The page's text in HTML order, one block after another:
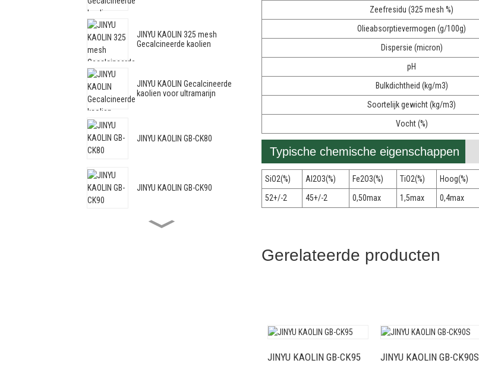
JINYU KAOLIN 325 mesh
Gecalcineerde kaolien
JINYU KAOLIN Gecalcineerde
kaolien voor ultramarijn
JINYU KAOLIN GB-CK80
JINYU KAOLIN GB-CK90
Zeefresidu (325 mesh %)
Olieabsorptievermogen (g/100g)
Dispersie (micron)
pH
Bulkdichtheid (kg/m3)
Soortelijk gewicht (kg/m3)
Vocht (%)
Typische chemische eigenschappen
SiO2(%) Al2O3(%) Fe2O3(%) TiO2(%) Hoog(%)
52+/-2
45+/-2 0,50max 1,5max 0,4max
Gerelateerde producten
JINYU KAOLIN GB-CK95 JINYU KAOLIN GB-CK90S